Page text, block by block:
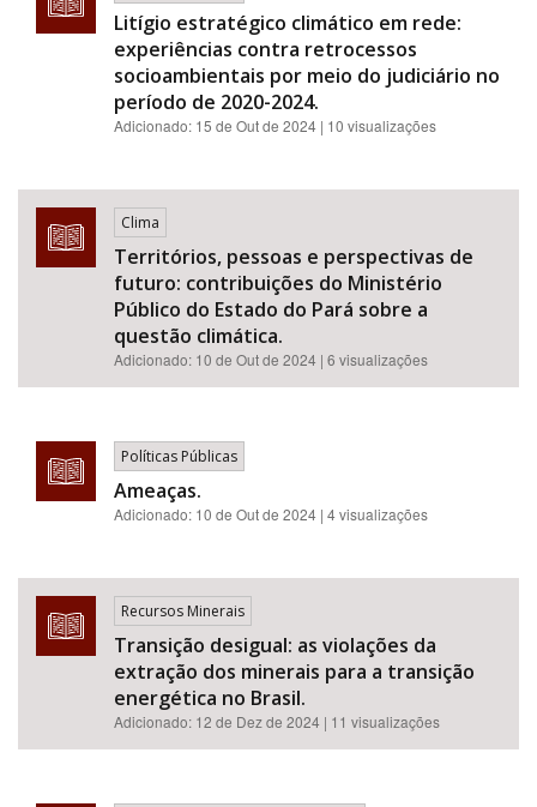
Litígio estratégico climático em rede:
experiências contra retrocessos
socioambientais por meio do judiciário no
período de 2020-2024.
Adicionado: 15 de Out de 2024 | 10 visualizações
Clima
Territórios, pessoas e perspectivas de
futuro: contribuições do Ministério
Público do Estado do Pará sobre a
questão climática.
Adicionado: 10 de Out de 2024 | 6 visualizações
Políticas Públicas
Ameaças.
Adicionado: 10 de Out de 2024 | 4 visualizações
Recursos Minerais
Transição desigual: as violações da
extração dos minerais para a transição
energética no Brasil.
Adicionado: 12 de Dez de 2024 | 11 visualizações